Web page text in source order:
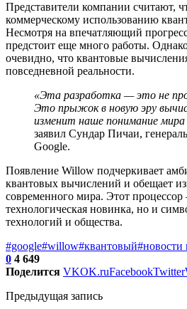
Представители компании считают,
коммерческому использованию
Несмотря на впечатляющий
предстоит еще много работы.
очевидно, что квантовые
повседневной реальности.
«Эта разработка — это не
Это прыжок в новую эру
изменит наше понимание мира
заявил Сундар Пичаи,
Google.
Появление Willow подчеркивает
квантовых вычислений и обещает
современного мира. Этот
технологическая новинка, но и
технологий и общества.
#google#willow#квантовый#новости
0 4 649
Поделится VKOK.ruFacebookTwitter
Предыдущая запись